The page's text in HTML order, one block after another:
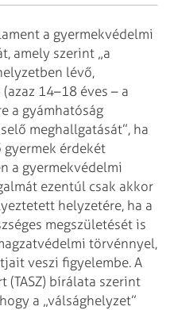
a gyermekvédelmi
amely szerint „a
lévő,
14–18 éves – a
a gyámhatóság
meghallgatását”, ha
gyermek érdekét
a gyermekvédelmi
ezentúl csak akkor
helyzetére, ha a
megszületését is
törvénnyel,
veszi figyelembe. A
(TASZ) bírálata szerint
a „válsághelyzet”